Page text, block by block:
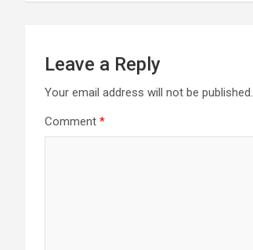
Leave a Reply
Your email address will not be published.
Comment *